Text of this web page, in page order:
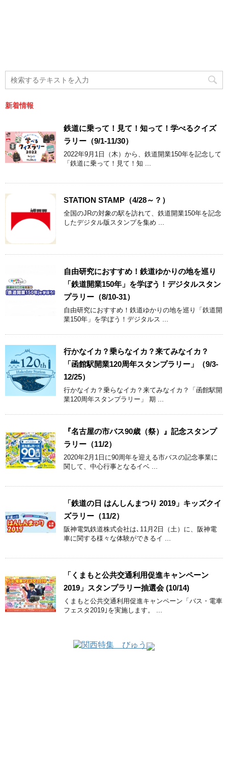
新着情報
鉄道に乗って！見て！知って！学べるクイズ
ラリー（9/1-11/30）
2022年9月1日（木）から、鉄道開業150年を記念して
「鉄道に乗って！見て！知 ...
STATION STAMP（4/28～？）
全国のJRの対象の駅を訪れて、鉄道開業150年を記念
したデジタル版スタンプを集め ...
自由研究におすすめ！鉄道ゆかりの地を巡り
「鉄道開業150年」を学ぼう！デジタルスタン
プラリー（8/10-31）
自由研究におすすめ！鉄道ゆかりの地を巡り「鉄道開
業150年」を学ぼう！デジタルス ...
行かなイカ？乗らなイカ？来てみなイカ？
「函館駅開業120周年スタンプラリー」（9/3-
12/25）
行かなイカ？乗らなイカ？来てみなイカ？「函館駅開
業120周年スタンプラリー」 期 ...
『名古屋の市バス90歳（祭）』記念スタンプ
ラリー（11/2）
2020年2月1日に90周年を迎える市バスの記念事業に
関して、中心行事となるイベ ...
「鉄道の日 はんしんまつり 2019」キッズクイ
ズラリー（11/2）
阪神電気鉄道株式会社は､11月2日（土）に、阪神電
車に関する様々な体験ができるイ ...
「くまもと公共交通利用促進キャンペーン
2019」スタンプラリー抽選会 (10/14)
くまもと公共交通利用促進キャンペーン「バス・電車
フェスタ2019｣を実施します。 ...